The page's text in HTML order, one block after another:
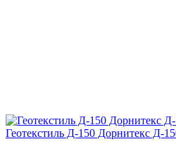
Геотекстиль Д-150 Дорнитекс Д-